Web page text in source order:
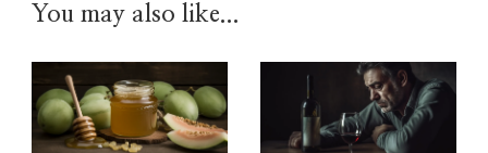
You may also like...